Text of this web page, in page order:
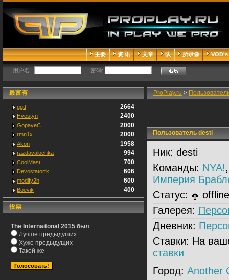
主要 资 讯 文章 队 所录像 VOD's
用户名 : 密码:
最富有
ggtt 2664
Hvostyn 2400
GopaveC 2000
rmn1x 2000
Akon 1958
razdavalochka 994
CoolMast 700
Devostatortk 606
modify2h 600
Boevik 400
投票
The Internaitonal 2015 был
Лучше предыдуших
Хуже предыдущих
Такой же
ProPlay.ru >
Пользователь desti
Ник: desti
Команды: NYA!
Империя
Статус:
offline
Галерея:
Дневник:
Ставки: На
ставки
Город: Another